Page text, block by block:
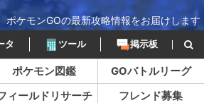
ポケモンGOの最新攻略情報をお届けします
タ ツール 掲示板
ポケモン図鑑
GOバトルリーグ
ィールドリサーチ
フレンド募集